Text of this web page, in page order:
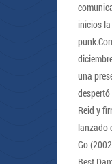
inicios
una
Reid y
lanzado
Go